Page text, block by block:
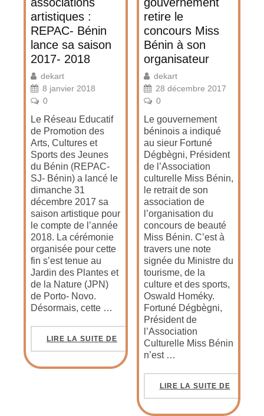
artistiques :
REPAC- Bénin
lance sa saison
2017- 2018
dekart
8 janvier 2018
0
Le Réseau Educatif
de Promotion des
Arts, Cultures et
Sports des Jeunes
du Bénin (REPAC-
SJ- Bénin) a lancé le
dimanche 31
décembre 2017 sa
saison artistique pour
le compte de l’année
2018. La cérémonie
organisée pour cette
fin s’est tenue au
Jardin des Plantes et
de la Nature (JPN)
de Porto- Novo.
Désormais, cette …
LIRE LA SUITE DE
retire le
concours Miss
Bénin à son
organisateur
dekart
28 décembre 2017
0
Le gouvernement
béninois a indiqué
au sieur Fortuné
Dégbègni, Président
de l’Association
culturelle Miss Bénin,
le retrait de son
association de
l’organisation du
concours de beauté
Miss Bénin. C’est à
travers une note
signée du Ministre du
tourisme, de la
culture et des sports,
Oswald Homéky.
Fortuné Dégbègni,
Président de
l’Association
Culturelle Miss Bénin
n’est …
LIRE LA SUITE DE